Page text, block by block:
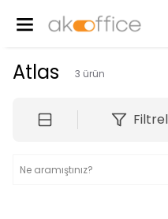
Atlas 3 ürün